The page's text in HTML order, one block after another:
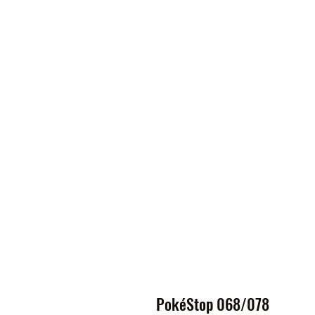
PokéStop 068/078